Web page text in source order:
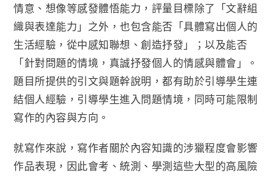
情意、想像等感發體悟能力，評量目標除了「文辭組
織與表達能力」之外，也包含能否「具體寫出個人的
生活經驗，從中感知聯想、創造抒發」；以及能否
「針對問題的情境，真誠抒發個人的情感與體會」。
題目所提供的引文與題幹說明，都有助於引導學生連
結個人經驗，引導學生進入問題情境，同時可能限制
寫作的內容與方向。
就寫作來說，寫作者關於內容知識的涉獵程度會影響
作品表現，因此會考、統測、學測這些大型的高風險